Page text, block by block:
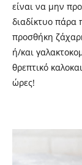
είναι να μην
διαδίκτυο πάρα
προσθήκη
ή/και
θρεπτικό
ώρες!